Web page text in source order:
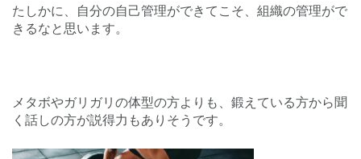
たしかに、自分の自己管理ができてこそ、組織の管理がで
きるなと思います。
メタボやガリガリの体型の方よりも、鍛えている方から聞
く話しの方が説得力もありそうです。